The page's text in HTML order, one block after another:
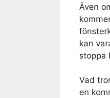
Även
kan
stoppa
Vad
en